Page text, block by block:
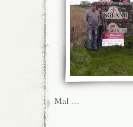
Mal …